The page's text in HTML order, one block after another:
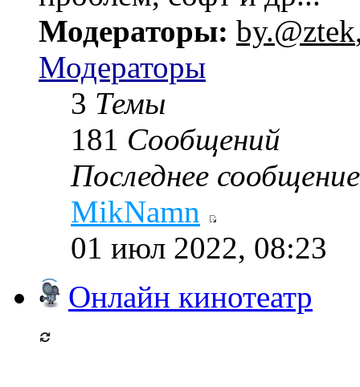
Модераторы: by.@ztek
Модераторы
3 Темы
181 Сообщений
Последнее сообщение
MikNamn
01 июл 2022, 08:23
Онлайн кинотеатр